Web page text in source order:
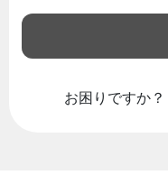
お困りですか？